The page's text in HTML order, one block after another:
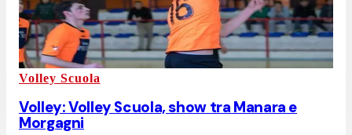
Volley Scuola
Volley: Volley Scuola, show tra Manara e
Morgagni